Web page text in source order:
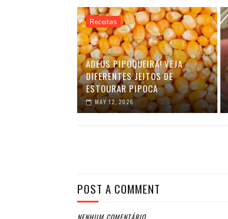
Receitas
ADEUS PIPOQUEIRA! VEJA
DIFERENTES JEITOS DE
ESTOURAR PIPOCA
MAY 12, 2026
POST A COMMENT
NENHUM COMENTÁRIO